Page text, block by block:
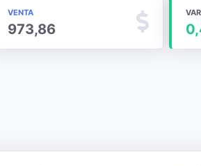
VENTA
973,86